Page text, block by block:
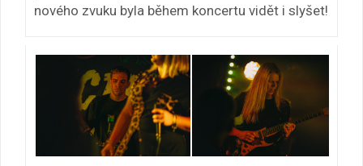
nového zvuku byla během koncertu vidět i slyšet!